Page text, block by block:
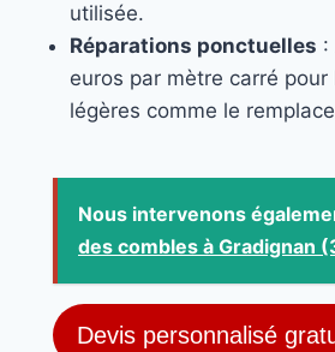
utilisée.
Réparations ponctuelles :
euros par mètre carré
légères comme le
Nous intervenons
des combles à Gradignan
Devis personnalisé